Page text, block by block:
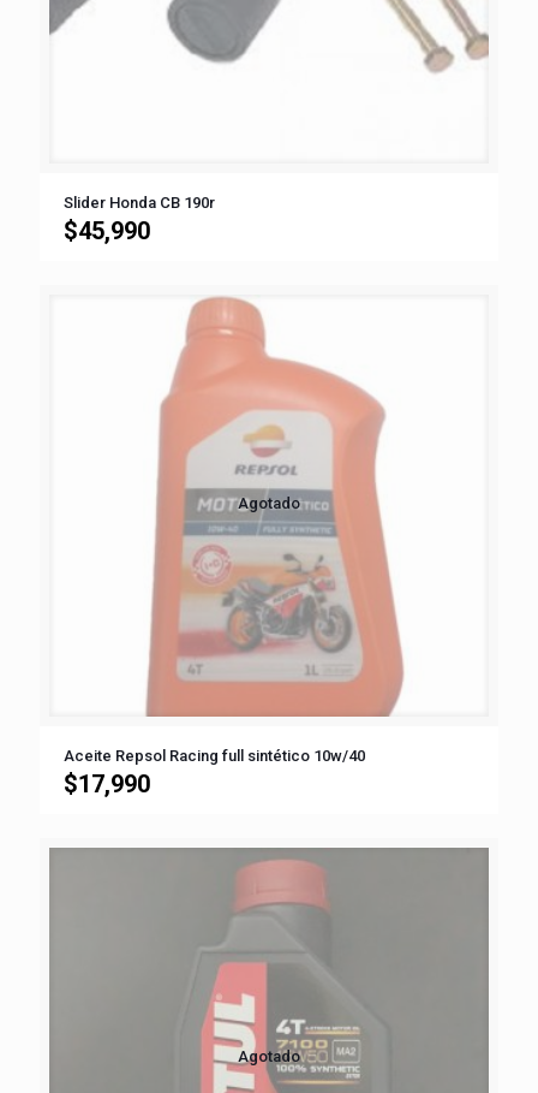
Slider Honda CB 190r
$45,990
Agotado
Aceite Repsol Racing full sintético 10w/40
$17,990
Agotado